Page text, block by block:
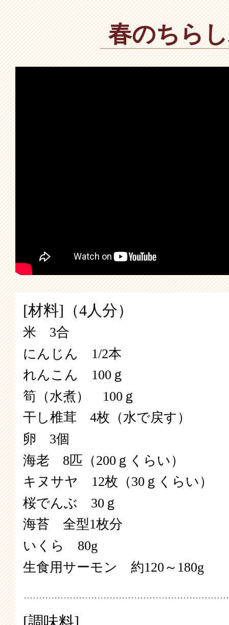
春のちら
[材料]（4人分）
米 3合
にんじん 1/2本
れんこん 100ｇ
筍（水煮） 100ｇ
干し椎茸 4枚（水で戻す）
卵 3個
海老 8匹（200ｇくらい）
キヌサヤ 12枚（30ｇくらい）
桜でんぶ 30ｇ
海苔 全型1枚分
いくら 80g
生食用サーモン 約120～180g